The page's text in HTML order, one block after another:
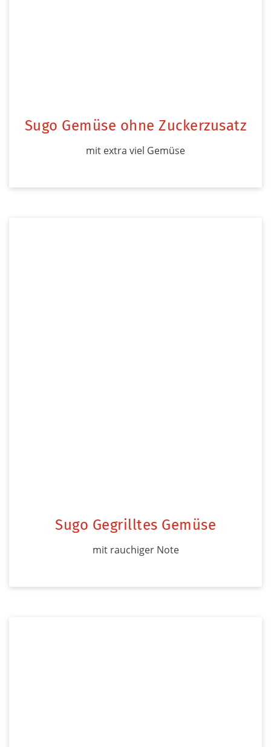
Sugo Gemüse ohne Zuckerzusatz
mit extra viel Gemüse
Sugo Gegrilltes Gemüse
mit rauchiger Note